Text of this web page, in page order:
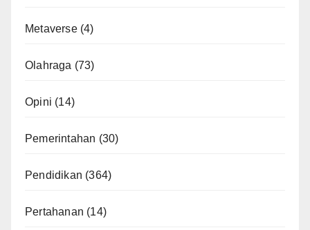
Metaverse(4)
Olahraga (73)
Opini (14)
Pemerintahan (30)
Pendidikan (364)
Pertahanan (14)